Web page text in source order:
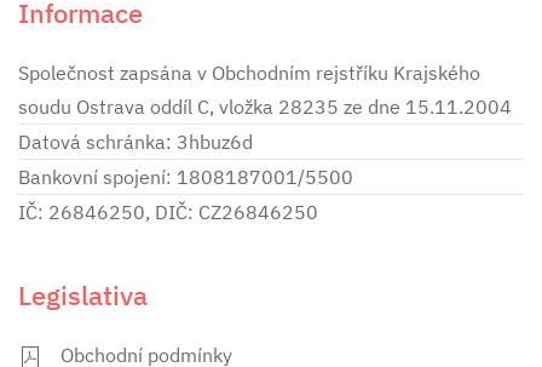
Informace
Společnost zapsána v Obchodním rejstříku Krajského
soudu Ostrava oddíl C, vložka 28235 ze dne 15.11.2004
Datová schránka: 3hbuz6d
Bankovní spojení: 1808187001/5500
IČ: 26846250, DIČ: CZ26846250
Legislativa
Obchodní podmínky